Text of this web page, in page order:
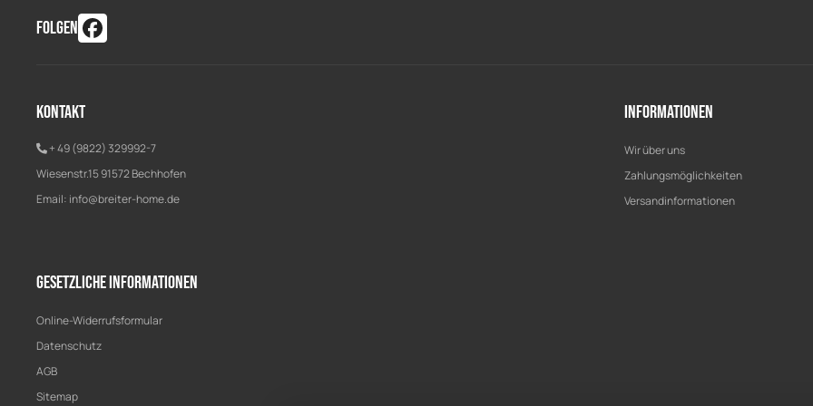
FOLGEN
Kontakt
+ 49 (9822) 329992-7
Wiesenstr.15 91572 Bechhofen
Email: info@breiter-home.de
Informationen
Wir über uns
Zahlungsmöglichkeiten
Versandinformationen
Gesetzliche Informationen
Online-Widerrufsformular
Datenschutz
AGB
Sitemap